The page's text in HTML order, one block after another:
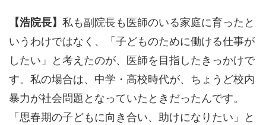
【浩院長】 私も副院長も医師のいる家庭に育ったと
いうわけではなく、「子どものために働ける仕事が
したい」と考えたのが、医師を目指したきっかけで
す。私の場合は、中学・高校時代が、ちょうど校内
暴力が社会問題となっていたときだったんです。
「思春期の子どもに向き合い、助けになりたい」と